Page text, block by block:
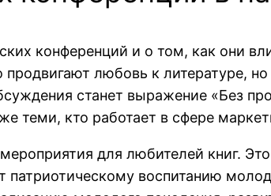
конференций и о том, как они
любовь к литературе,
станет выражение «Без
теми, кто работает в сфере
для любителей книг.
патриотическому воспитанию